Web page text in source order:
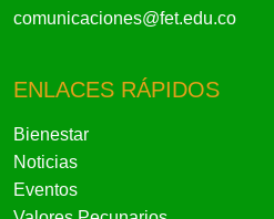
comunicaciones@fet.edu.co
ENLACES RÁPIDOS
Bienestar
Noticias
Eventos